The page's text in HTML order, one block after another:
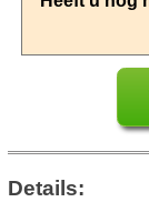
Details: